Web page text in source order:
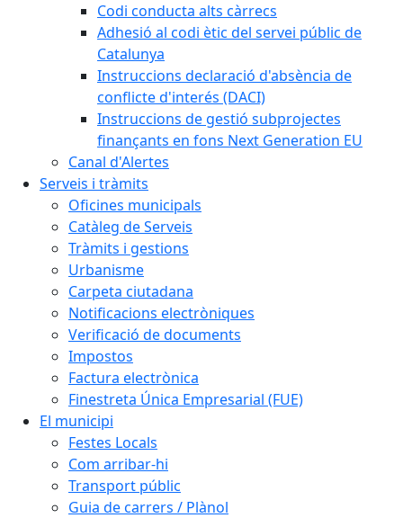
Codi conducta alts càrrecs
Adhesió al codi ètic del servei públic de
Catalunya
Instruccions declaració d'absència de
conflicte d'interés (DACI)
Instruccions de gestió subprojectes
finançants en fons Next Generation EU
Canal d'Alertes
Serveis i tràmits
Oficines municipals
Catàleg de Serveis
Tràmits i gestions
Urbanisme
Carpeta ciutadana
Notificacions electròniques
Verificació de documents
Impostos
Factura electrònica
Finestreta Única Empresarial (FUE)
El municipi
Festes Locals
Com arribar-hi
Transport públic
Guia de carrers / Plànol